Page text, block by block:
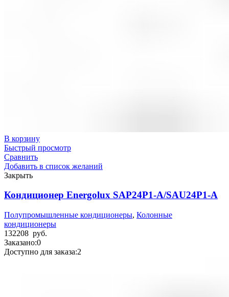
В корзину
Быстрый просмотр
Сравнить
Добавить в список желаний
Закрыть
Кондиционер Energolux SAP24P1-A/SAU24P1-A
Полупромышленные кондиционеры, Колонные
кондиционеры
132208 руб.
Заказано:0
Доступно для заказа:2